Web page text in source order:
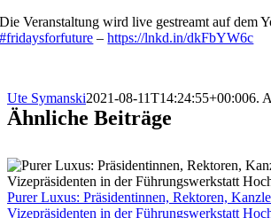
Die Veranstaltung wird live gestreamt auf dem
#fridaysforfuture –https://lnkd.in/dkFbYW6c
Ute Symanski2021-08-11T14:24:55+00:006.
Ähnliche Beiträge
Purer Luxus: Präsidentinnen, Rektoren,
Vizepräsidenten in der Führungswerkstatt